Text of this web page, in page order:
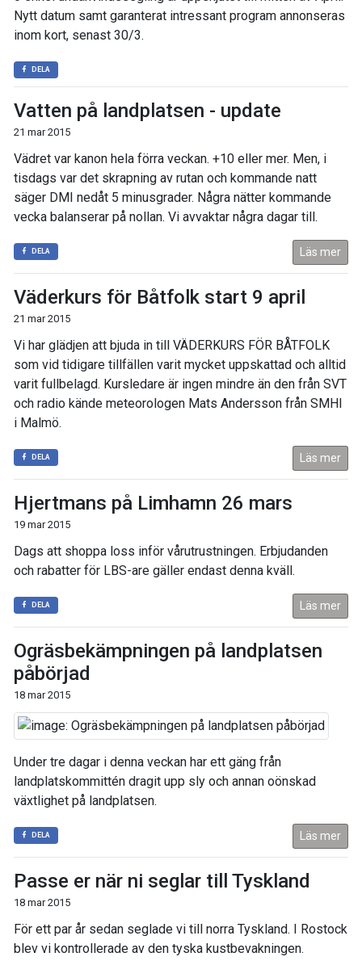
Nytt datum samt garanterat intressant program annonseras
inom kort, senast 30/3.
DELA
Vatten på landplatsen - update
21 mar 2015
Vädret var kanon hela förra veckan. +10 eller mer. Men, i
tisdags var det skrapning av rutan och kommande natt
säger DMI nedåt 5 minusgrader. Några nätter kommande
vecka balanserar på nollan. Vi avvaktar några dagar till.
DELA Läs mer
Väderkurs för Båtfolk start 9 april
21 mar 2015
Vi har glädjen att bjuda in till VÄDERKURS FÖR BÅTFOLK
som vid tidigare tillfällen varit mycket uppskattad och alltid
varit fullbelagd. Kursledare är ingen mindre än den från SVT
och radio kände meteorologen Mats Andersson från SMHI
i Malmö.
DELA Läs mer
Hjertmans på Limhamn 26 mars
19 mar 2015
Dags att shoppa loss inför vårutrustningen. Erbjudanden
och rabatter för LBS-are gäller endast denna kväll.
DELA Läs mer
Ogräsbekämpningen på landplatsen
påbörjad
18 mar 2015
Under tre dagar i denna veckan har ett gäng från
landplatskommittén dragit upp sly och annan oönskad
växtlighet på landplatsen.
DELA Läs mer
Passe er när ni seglar till Tyskland
18 mar 2015
För ett par år sedan seglade vi till norra Tyskland. I Rostock
blev vi kontrollerade av den tyska kustbevakningen.